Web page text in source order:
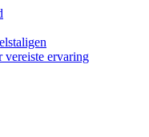
vereiste ervaring